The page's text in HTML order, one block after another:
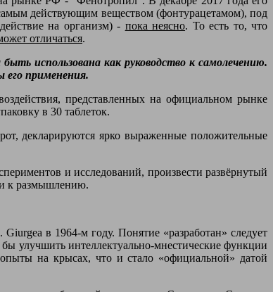
действующим веществом (фонтурацетамом), под
на организм) - пока неясно. То есть то, что
отличаться.
использована как руководство к самолечению.
его применения.
представленных на официальном рынке
в 30 таблеток.
декларируются ярко выраженные положительные
и исследований, произвести развёрнутый
к размышлению.
в 1964-м году. Понятие «разработан» следует
бы улучшить интеллектуально-мнестические функции
на крысах, что и стало «официальной» датой